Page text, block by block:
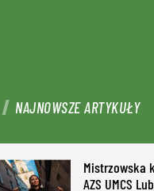
NAJNOWSZE ARTYKUŁY
Mistrzowska
AZS UMCS